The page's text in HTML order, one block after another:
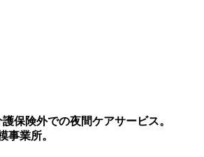
保険外での夜間ケアサービス。
事業所。